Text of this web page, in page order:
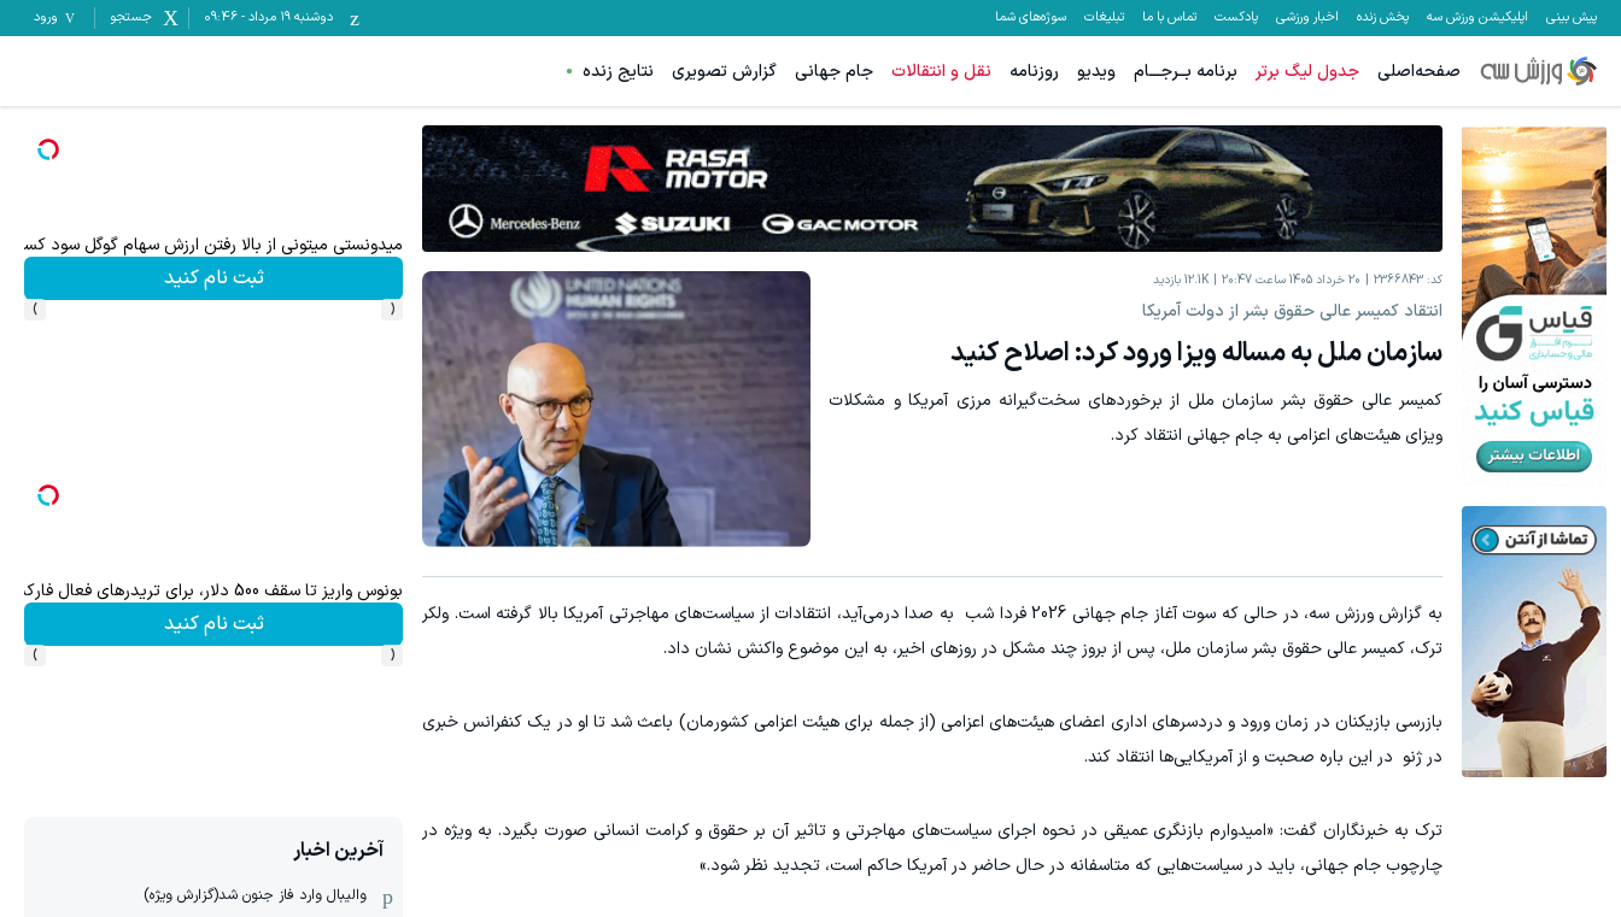
پیش بینی اپلیکیشن ورزش سه پخش زنده اخبار ورزشی پادکست تماس با ما تبلیغات سوژه‌های شما دوشنبه ۱۹ مرداد -
09:46 جستجو ورود
صفحه‌اصلی جدول لیگ برتر برنامه بــرجـــام ویدیو روزنامه نقل و انتقالات جام جهانی گزارش تصویری نتایج زنده
کد: 2366843 20 خرداد 1405 ساعت 20:47 12.1K بازدید
انتقاد کمیسر عالی حقوق بشر از دولت آمریکا
سازمان ملل به مساله ویزا ورود کرد: اصلاح کنید
کمیسر عالی حقوق بشر سازمان ملل از برخوردهای سخت‌گیرانه مرزی آمریکا و مشکلات
ویزای هیئت‌های اعزامی به جام جهانی انتقاد کرد.
به گزارش ورزش سه، در حالی که سوت آغاز جام جهانی 2026 فردا شب به صدا درمی‌آید، انتقادات از سیاست‌های مهاجرتی آمریکا بالا گرفته است. ولکر
ترک، کمیسر عالی حقوق بشر سازمان ملل، پس از بروز چند مشکل در روزهای اخیر، به این موضوع واکنش نشان داد.
بازرسی بازیکنان در زمان ورود و دردسرهای اداری اعضای هیئت‌های اعزامی (از جمله برای هیئت اعزامی کشورمان) باعث شد تا او در یک کنفرانس خبری
در ژنو در این باره صحبت و از آمریکایی‌ها انتقاد کند.
ترک به خبرنگاران گفت: «امیدوارم بازنگری عمیقی در نحوه اجرای سیاست‌های مهاجرتی و تاثیر آن بر حقوق و کرامت انسانی صورت بگیرد. به ویژه در
چارچوب جام جهانی، باید در سیاست‌هایی که متاسفانه در حال حاضر در آمریکا حاکم است، تجدید نظر شود.»
میدونستی میتونی از بالا رفتن ارزش سهام گوگل سود کسب
ثبت نام کنید
‹
›
بونوس واریز تا سقف 500 دلار، برای تریدرهای فعال فارکس
ثبت نام کنید
‹
›
آخرین اخبار
والیبال وارد فاز جنون شد(گزارش ویژه)